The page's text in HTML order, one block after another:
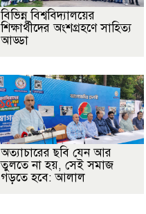
বিভিন্ন বিশ্ববিদ্যালয়ের
শিক্ষার্থীদের অংশগ্রহণে সাহিত্য
আড্ডা
অত্যাচারের ছবি যেন আর
তুলতে না হয়, সেই সমাজ
গড়তে হবে: আলাল